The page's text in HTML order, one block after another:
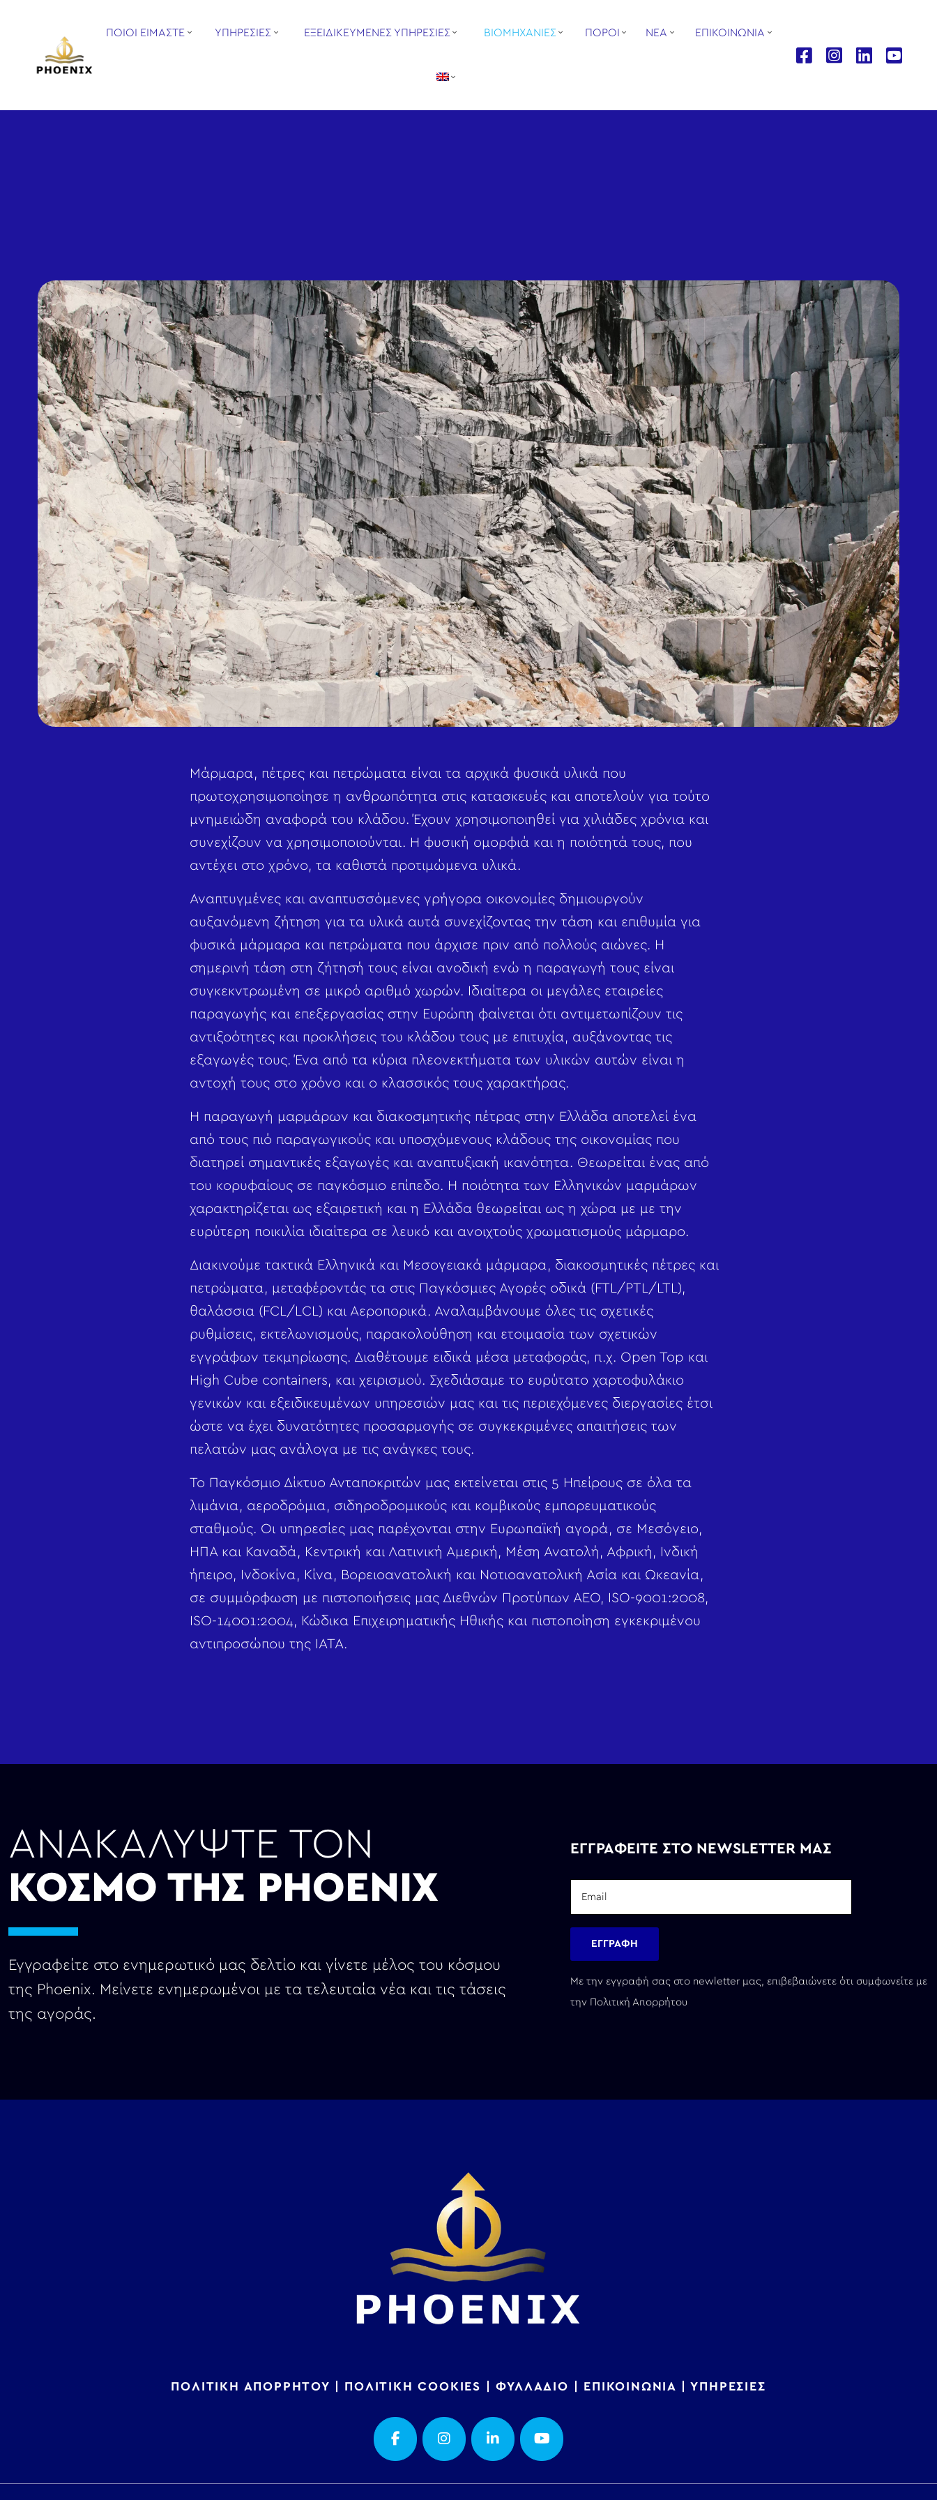
ΠΟΙΟΙ ΕΙΜΑΣΤΕ ΥΠΗΡΕΣΙΕΣ ΕΞΕΙΔΙΚΕΥΜΕΝΕΣ ΥΠΗΡΕΣΙΕΣ ΒΙΟΜΗΧΑΝΙΕΣ ΠΟΡΟΙ ΝΕΑ ΕΠΙΚΟΙΝΩΝΙΑ
Μάρμαρα, πέτρες και πετρώματα είναι τα αρχικά φυσικά υλικά που
πρωτοχρησιμοποίησε η ανθρωπότητα στις κατασκευές και αποτελούν για τούτο
μνημειώδη αναφορά του κλάδου. Έχουν χρησιμοποιηθεί για χιλιάδες χρόνια και
συνεχίζουν να χρησιμοποιούνται. Η φυσική ομορφιά και η ποιότητά τους, που
αντέχει στο χρόνο, τα καθιστά προτιμώμενα υλικά.
Αναπτυγμένες και αναπτυσσόμενες γρήγορα οικονομίες δημιουργούν
αυξανόμενη ζήτηση για τα υλικά αυτά συνεχίζοντας την τάση και επιθυμία για
φυσικά μάρμαρα και πετρώματα που άρχισε πριν από πολλούς αιώνες. Η
σημερινή τάση στη ζήτησή τους είναι ανοδική ενώ η παραγωγή τους είναι
συγκεκντρωμένη σε μικρό αριθμό χωρών. Ιδιαίτερα οι μεγάλες εταιρείες
παραγωγής και επεξεργασίας στην Ευρώπη φαίνεται ότι αντιμετωπίζουν τις
αντιξοότητες και προκλήσεις του κλάδου τους με επιτυχία, αυξάνοντας τις
εξαγωγές τους. Ένα από τα κύρια πλεονεκτήματα των υλικών αυτών είναι η
αντοχή τους στο χρόνο και ο κλασσικός τους χαρακτήρας.
Η παραγωγή μαρμάρων και διακοσμητικής πέτρας στην Ελλάδα αποτελεί ένα
από τους πιό παραγωγικούς και υποσχόμενους κλάδους της οικονομίας που
διατηρεί σημαντικές εξαγωγές και αναπτυξιακή ικανότητα. Θεωρείται ένας από
του κορυφαίους σε παγκόσμιο επίπεδο. Η ποιότητα των Ελληνικών μαρμάρων
χαρακτηρίζεται ως εξαιρετική και η Ελλάδα θεωρείται ως η χώρα με με την
ευρύτερη ποικιλία ιδιαίτερα σε λευκό και ανοιχτούς χρωματισμούς μάρμαρο.
Διακινούμε τακτικά Ελληνικά και Μεσογειακά μάρμαρα, διακοσμητικές πέτρες και
πετρώματα, μεταφέροντάς τα στις Παγκόσμιες Αγορές οδικά (FTL/PTL/LTL),
θαλάσσια (FCL/LCL) και Αεροπορικά. Αναλαμβάνουμε όλες τις σχετικές
ρυθμίσεις, εκτελωνισμούς, παρακολούθηση και ετοιμασία των σχετικών
εγγράφων τεκμηρίωσης. Διαθέτουμε ειδικά μέσα μεταφοράς, π.χ. Open Top και
High Cube containers, και χειρισμού. Σχεδιάσαμε το ευρύτατο χαρτοφυλάκιο
γενικών και εξειδικευμένων υπηρεσιών μας και τις περιεχόμενες διεργασίες έτσι
ώστε να έχει δυνατότητες προσαρμογής σε συγκεκριμένες απαιτήσεις των
πελατών μας ανάλογα με τις ανάγκες τους.
Το Παγκόσμιο Δίκτυο Ανταποκριτών μας εκτείνεται στις 5 Ηπείρους σε όλα τα
λιμάνια, αεροδρόμια, σιδηροδρομικούς και κομβικούς εμπορευματικούς
σταθμούς. Οι υπηρεσίες μας παρέχονται στην Ευρωπαϊκή αγορά, σε Μεσόγειο,
ΗΠΑ και Καναδά, Κεντρική και Λατινική Αμερική, Μέση Ανατολή, Αφρική, Ινδική
ήπειρο, Ινδοκίνα, Κίνα, Βορειοανατολική και Νοτιοανατολική Ασία και Ωκεανία,
σε συμμόρφωση με πιστοποιήσεις μας Διεθνών Προτύπων ΑΕΟ, ΙSΟ-9001:2008,
ISO-14001:2004, Κώδικα Επιχειρηματικής Ηθικής και πιστοποίηση εγκεκριμένου
αντιπροσώπου της IATA.
ΑΝΑΚΑΛΥΨΤΕ ΤΟΝ
ΚΟΣΜΟ ΤΗΣ PHOENIX
Εγγραφείτε στο ενημερωτικό μας δελτίο και γίνετε μέλος του κόσμου
της Phoenix. Μείνετε ενημερωμένοι με τα τελευταία νέα και τις τάσεις
της αγοράς.
ΕΓΓΡΑΦΕΙΤΕ ΣΤΟ NEWSLETTER ΜΑΣ
Με την εγγραφή σας στο newletter μας, επιβεβαιώνετε ότι συμφωνείτε με
την Πολιτική Απορρήτου
ΠΟΛΙΤΙΚΗ ΑΠΟΡΡΗΤΟΥ ΠΟΛΙΤΙΚΗ COOKIES |ΦΥΛΛΑΔΙΟ ΕΠΙΚΟΙΝΩΝΙΑ |ΥΠΗΡΕΣΙΕΣ